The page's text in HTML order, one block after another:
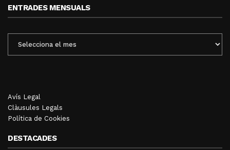
ENTRADES MENSUALS
MENSUALS
Avís Legal
Clàusules Legals
Política de Cookies
DESTACADES